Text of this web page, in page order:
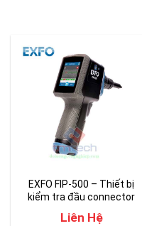
EXFO FIP-500 – Thiết bị
kiểm tra đầu connector
Liên Hệ